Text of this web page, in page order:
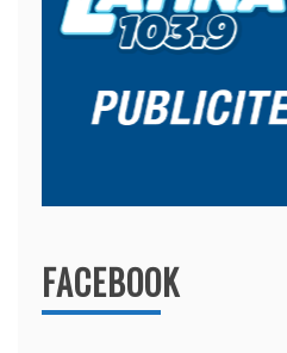
FACEBOOK